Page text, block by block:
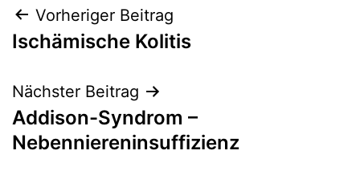
Beitragsnavigation
Vorheriger Beitrag
Ischämische Kolitis
Nächster Beitrag
Addison-Syndrom –
Nebenniereninsuffizienz